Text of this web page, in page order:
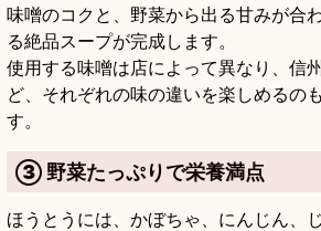
味噌のコクと、野菜から出る甘みが合
る絶品スープが完成します。
使用する味噌は店によって異なり、信
ど、それぞれの味の違いを楽しめるの
す。
③ 野菜たっぷりで栄養満点
ほうとうには、かぼちゃ、にんじん、